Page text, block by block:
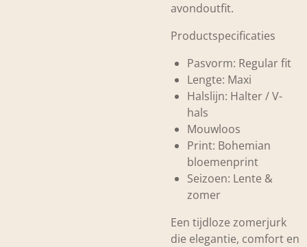
avondoutfit.
Productspecificaties
Pasvorm: Regular fit
Lengte: Maxi
Halslijn: Halter / V-
hals
Mouwloos
Print: Bohemian
bloemenprint
Seizoen: Lente &
zomer
Een tijdloze zomerjurk
die elegantie, comfort en